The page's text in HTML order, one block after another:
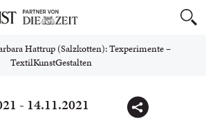
Hattrup (Salzkotten): Texperimente –
TextilKunstGestalten
- 14.11.2021